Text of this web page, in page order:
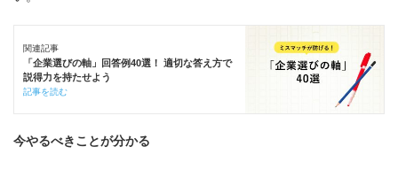
関連記事
「企業選びの軸」回答例40選！ 適切な答え方で
説得力を持たせよう
記事を読む
今やるべきことが分かる